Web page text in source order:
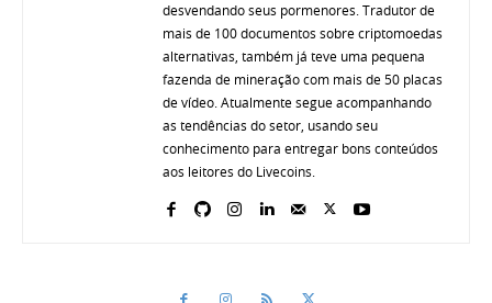
desvendando seus pormenores. Tradutor de
mais de 100 documentos sobre criptomoedas
alternativas, também já teve uma pequena
fazenda de mineração com mais de 50 placas
de vídeo. Atualmente segue acompanhando
as tendências do setor, usando seu
conhecimento para entregar bons conteúdos
aos leitores do Livecoins.